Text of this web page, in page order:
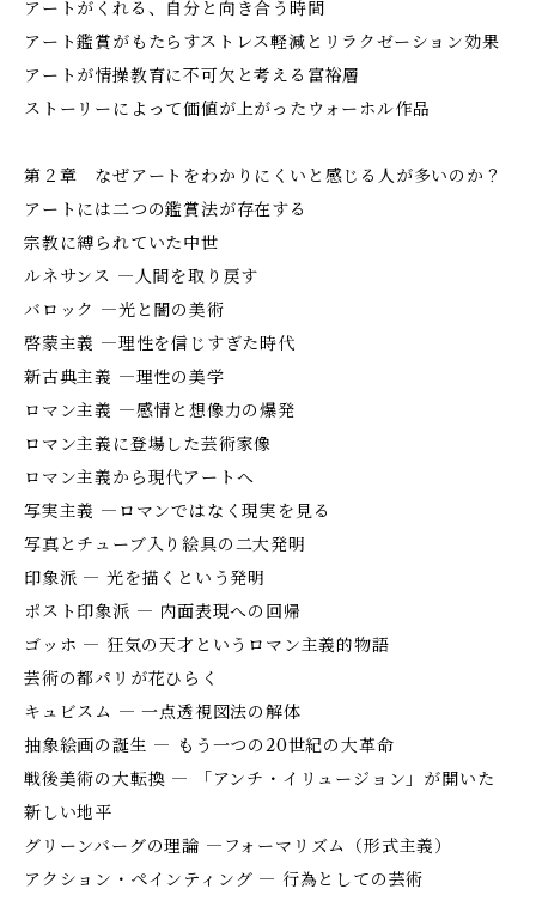
アートがくれる、自分と向き合う時間
アート鑑賞がもたらすストレス軽減とリラクゼーション効果
アートが情操教育に不可欠と考える富裕層
ストーリーによって価値が上がったウォーホル作品
第２章 なぜアートをわかりにくいと感じる人が多いのか？
アートには二つの鑑賞法が存在する
宗教に縛られていた中世
ルネサンス ―人間を取り戻す
バロック ―光と闇の美術
啓蒙主義 ―理性を信じすぎた時代
新古典主義 ―理性の美学
ロマン主義 ―感情と想像力の爆発
ロマン主義に登場した芸術家像
ロマン主義から現代アートへ
写実主義 ―ロマンではなく現実を見る
写真とチューブ入り絵具の二大発明
印象派 ― 光を描くという発明
ポスト印象派 ― 内面表現への回帰
ゴッホ ― 狂気の天才というロマン主義的物語
芸術の都パリが花ひらく
キュビスム ― 一点透視図法の解体
抽象絵画の誕生 ― もう一つの20世紀の大革命
戦後美術の大転換 ― 「アンチ・イリュージョン」が開いた
新しい地平
グリーンバーグの理論 ―フォーマリズム（形式主義）
アクション・ペインティング ― 行為としての芸術